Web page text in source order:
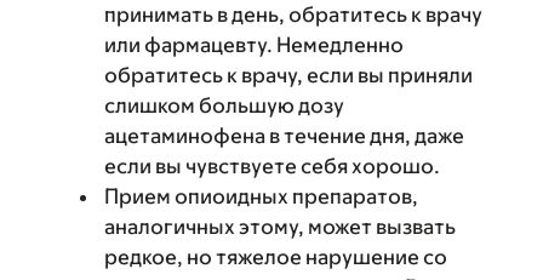
принимать в день, обратитесь к врачу
или фармацевту. Немедленно
обратитесь к врачу, если вы приняли
слишком большую дозу
ацетаминофена в течение дня, даже
если вы чувствуете себя хорошо.
Прием опиоидных препаратов,
аналогичных этому, может вызвать
редкое, но тяжелое нарушение со